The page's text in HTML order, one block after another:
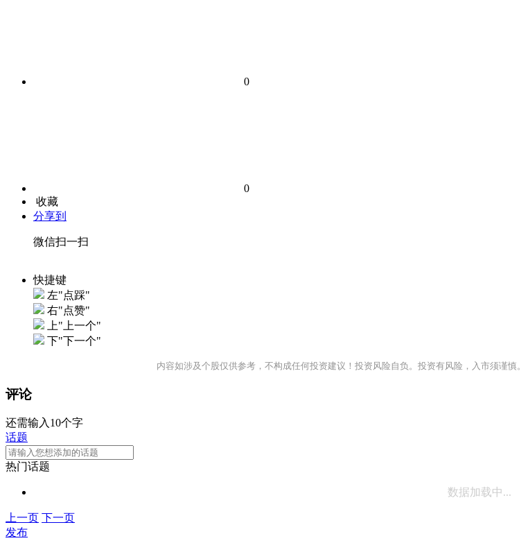
0
0
收藏
分享到
微信扫一扫
快捷键
左"点踩"
右"点赞"
上"上一个"
下"下一个"
内容如涉及个股仅供参考，不构成任何投资建议！投资风险自负。投资有风险，入市须谨慎。
评论
还需输入10个字
话题
热门话题
数据加载中...
上一页 下一页
发布